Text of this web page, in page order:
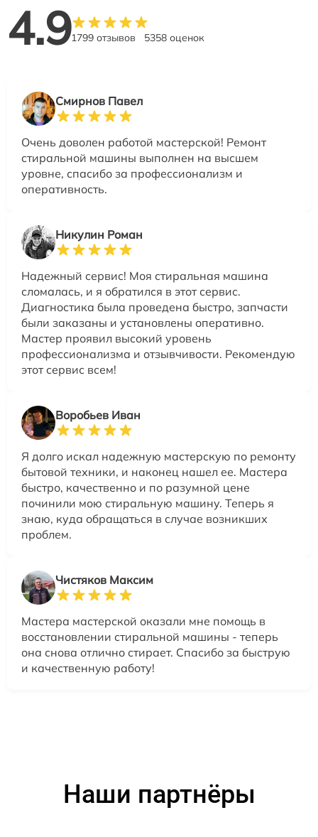
4.91799 отзывов 5358 оценок
Смирнов Павел
Очень доволен работой мастерской! Ремонт
стиральной машины выполнен на высшем
уровне, спасибо за профессионализм и
оперативность.
Никулин Роман
Надежный сервис! Моя стиральная машина
сломалась, и я обратился в этот сервис.
Диагностика была проведена быстро, запчасти
были заказаны и установлены оперативно.
Мастер проявил высокий уровень
профессионализма и отзывчивости. Рекомендую
этот сервис всем!
Воробьев Иван
Я долго искал надежную мастерскую по ремонту
бытовой техники, и наконец нашел ее. Мастера
быстро, качественно и по разумной цене
починили мою стиральную машину. Теперь я
знаю, куда обращаться в случае возникших
проблем.
Чистяков Максим
Мастера мастерской оказали мне помощь в
восстановлении стиральной машины - теперь
она снова отлично стирает. Спасибо за быструю
и качественную работу!
Наши партнёры